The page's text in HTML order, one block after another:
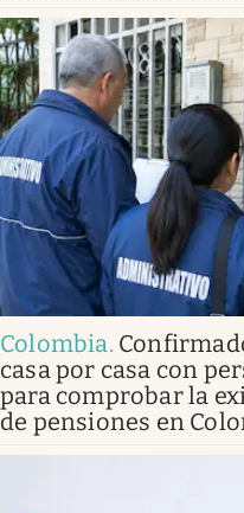
Colombia.
casa por casa con
para comprobar la
de pensiones en